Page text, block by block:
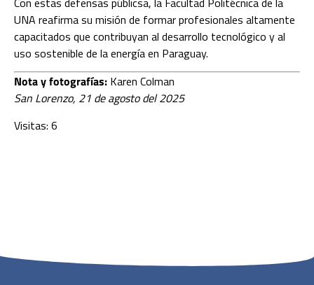
UNA reafirma su misión de formar profesionales altamente
capacitados que contribuyan al desarrollo tecnológico y al
uso sostenible de la energía en Paraguay.
Nota y fotografías: Karen Colman
San Lorenzo, 21 de agosto del 2025
Visitas: 6